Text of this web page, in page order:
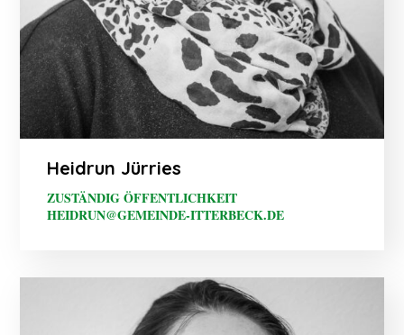
Heidrun Jürries
ZUSTÄNDIG ÖFFENTLICHKEIT
HEIDRUN@GEMEINDE-ITTERBECK.DE